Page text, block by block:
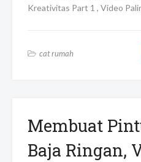
Kreativitas Part 1 , Video
cat rumah
Membuat
Baja Ringan,